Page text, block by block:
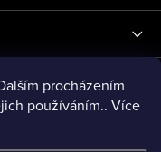
procházením
používáním.. Více